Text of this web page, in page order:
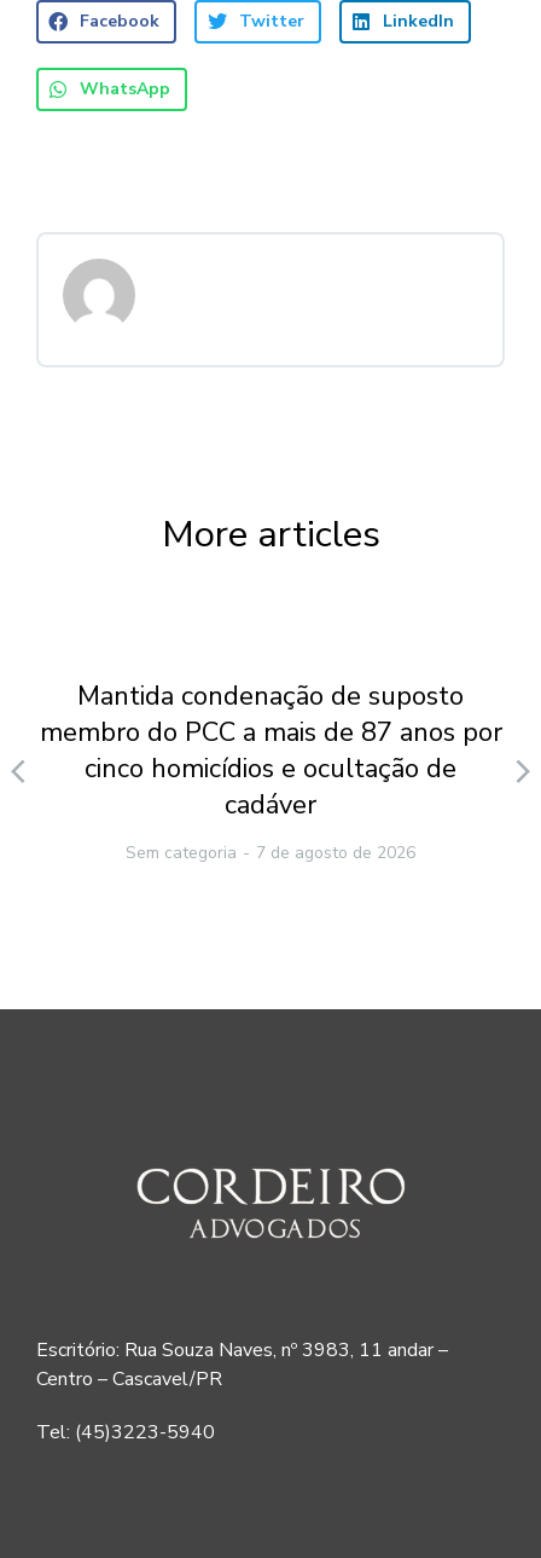
Facebook Twitter LinkedIn
WhatsApp
More articles
Mantida condenação de suposto
membro do PCC a mais de 87 anos por
cinco homicídios e ocultação de
cadáver
Sem categoria 7 de agosto de 2026
Escritório: Rua Souza Naves, nº 3983, 11 andar –
Centro – Cascavel/PR
Tel: (45)3223-5940